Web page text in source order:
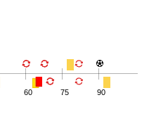
60 75 90